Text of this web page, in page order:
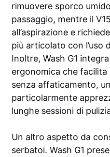
rimuovere sporco
passaggio, mentre il
all’aspirazione e
più articolato con l’uso
Inoltre, Wash G1
ergonomica che
senza affaticamento,
particolarmente
lunghe sessioni di
Un altro aspetto da
serbatoi. Wash G1